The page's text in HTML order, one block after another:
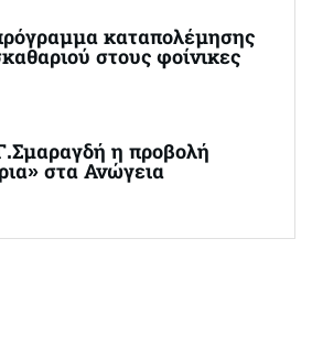
καταπολέμησης
στους φοίνικες
η προβολή
στα Ανώγεια